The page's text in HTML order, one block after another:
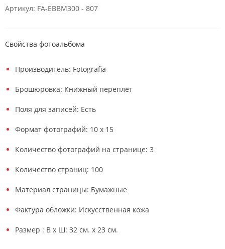
Артикул: FA-EBBM300 - 807
Свойства фотоальбома
Производитель: Fotografia
Брошюровка: Книжный переплёт
Поля для записей: Есть
Формат фотографий: 10 х 15
Количество фотографий на странице: 3
Количество страниц: 100
Материал страницы: Бумажные
Фактура обложки: Искусственная кожа
Размер : В x Ш: 32 см. х 23 см.